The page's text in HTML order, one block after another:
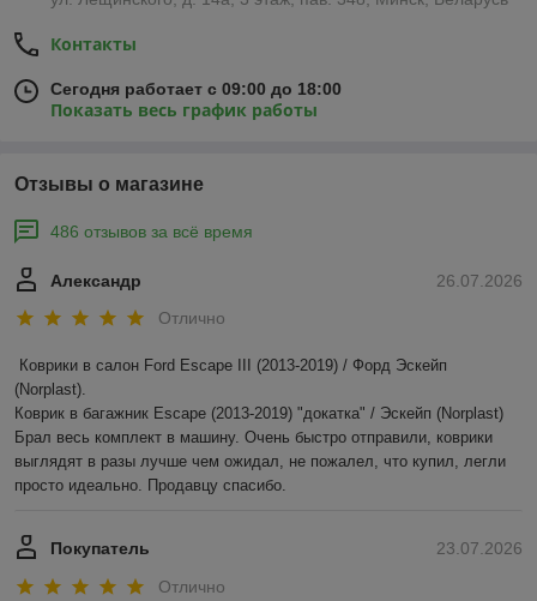
Контакты
Сегодня работает с 09:00 до 18:00
Показать весь график работы
Отзывы о магазине
486 отзывов за всё время
26.07.2026
Александр
Отлично
Коврики в салон Ford Escape III (2013-2019) / Форд Эскейп
(Norplast).
Коврик в багажник Escape (2013-2019) "докатка" / Эскейп (Norplast)
Брал весь комплект в машину. Очень быстро отправили, коврики
выглядят в разы лучше чем ожидал, не пожалел, что купил, легли
просто идеально. Продавцу спасибо.
23.07.2026
Покупатель
Отлично